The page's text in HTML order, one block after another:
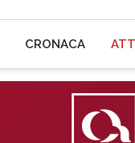
CRONACA